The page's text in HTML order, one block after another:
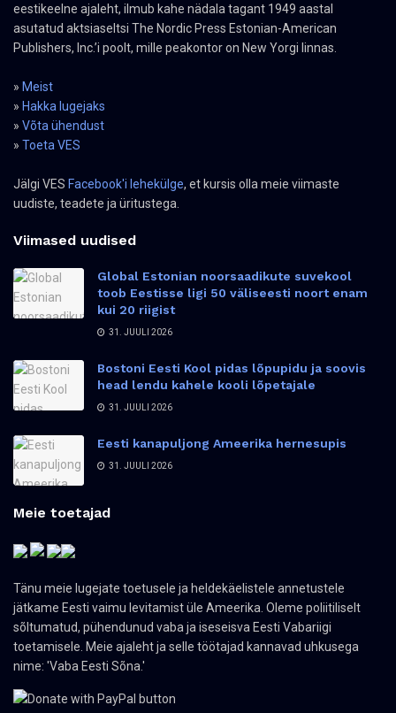
eestikeelne ajaleht, ilmub kahe nädala tagant 1949 aastal
asutatud aktsiaseltsi The Nordic Press Estonian-American
Publishers, Inc.’i poolt, mille peakontor on New Yorgi linnas.
» Meist
» Hakka lugejaks
» Võta ühendust
» Toeta VES
Jälgi VES Facebook'i lehekülge, et kursis olla meie viimaste
uudiste, teadete ja üritustega.
Viimased uudised
Global Estonian noorsaadikute suvekool
toob Eestisse ligi 50 väliseesti noort enam
kui 20 riigist
31. JUULI 2026
Bostoni Eesti Kool pidas lõpupidu ja soovis
head lendu kahele kooli lõpetajale
31. JUULI 2026
Eesti kanapuljong Ameerika hernesupis
31. JUULI 2026
Meie toetajad
Tänu meie lugejate toetusele ja heldekäelistele annetustele
jätkame Eesti vaimu levitamist üle Ameerika. Oleme poliitiliselt
sõltumatud, pühendunud vaba ja iseseisva Eesti Vabariigi
toetamisele. Meie ajaleht ja selle töötajad kannavad uhkusega
nime: 'Vaba Eesti Sõna.'